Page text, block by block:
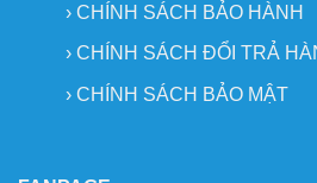
› CHÍNH SÁCH BẢO HÀNH
› CHÍNH SÁCH ĐỔI TRẢ
› CHÍNH SÁCH BẢO MẬT